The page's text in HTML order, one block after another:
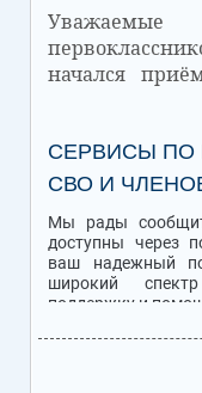
начался
Дата
Подробная
поссылке.
СЕРВИСЫ ПО
СВО И
Мы рады
доступны через
ваш надежный
широкий
поддержку и